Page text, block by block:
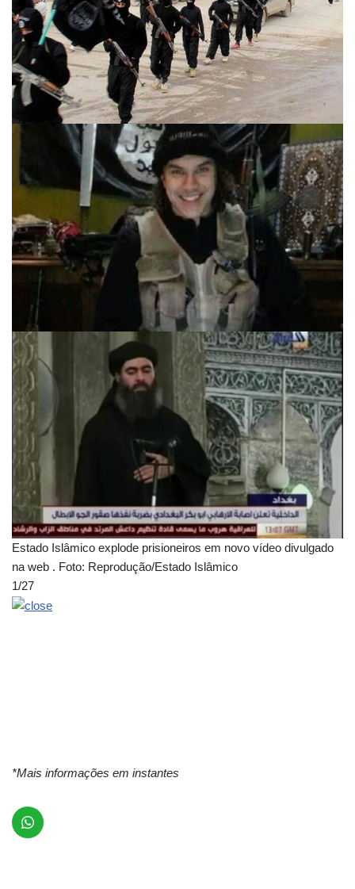
Estado Islâmico explode prisioneiros em novo vídeo divulgado
na web . Foto: Reprodução/Estado Islâmico
1/27
*Mais informações em instantes